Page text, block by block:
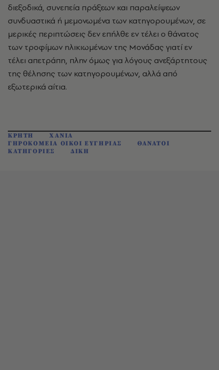
διεξοδικά, συνεπεία πράξεων και παραλείψεων
συνδυαστικά ή μεμονωμένα των κατηγορουμένων, σε
μερικές περιπτώσεις δεν επήλθε εν τέλει ο θάνατος
των τροφίμων ηλικιωμένων της Μονάδας γιατί εν
τέλει απετράπη, πλην όμως για λόγους ανεξάρτητους
της θέλησης των κατηγορουμένων, αλλά από
εξωτερικά αίτια.
ΚΡΗΤΗ
ΧΑΝΙΑ
ΓΗΡΟΚΟΜΕΙΑ ΟΙΚΟΙ ΕΥΓΗΡΙΑΣ
ΘΑΝΑΤΟΙ
ΚΑΤΗΓΟΡΙΕΣ
ΔΙΚΗ